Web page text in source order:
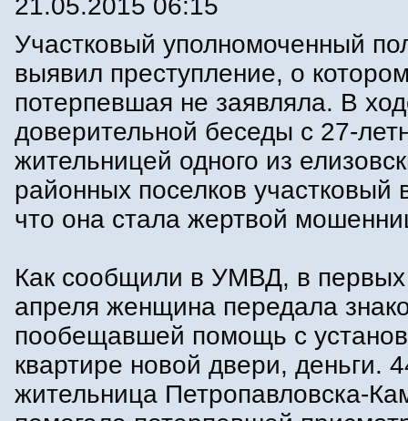
21.05.2015 06:15
Участковый уполномоченный
выявил преступление, о
потерпевшая не заявляла. В
доверительной беседы с 27-
жительницей одного из
районных поселков участковый
что она стала жертвой
Как сообщили в УМВД, в первых
апреля женщина передала
пообещавшей помощь с
квартире новой двери, деньги.
жительница Петропавловска-